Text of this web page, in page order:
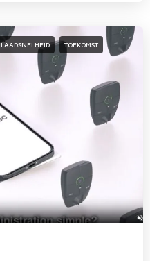
LAADSNELHEID TOEKOMST